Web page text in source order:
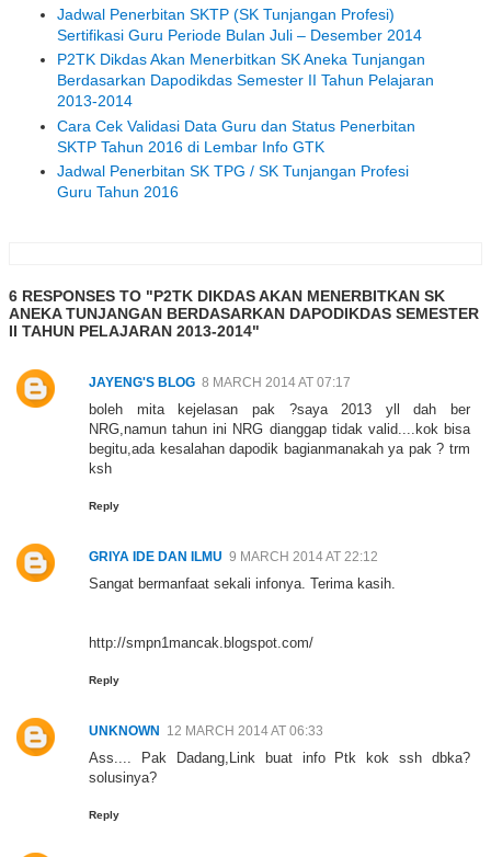
Jadwal Penerbitan SKTP (SK Tunjangan Profesi)
Sertifikasi Guru Periode Bulan Juli – Desember 2014
P2TK Dikdas Akan Menerbitkan SK Aneka Tunjangan
Berdasarkan Dapodikdas Semester II Tahun Pelajaran
2013-2014
Cara Cek Validasi Data Guru dan Status Penerbitan
SKTP Tahun 2016 di Lembar Info GTK
Jadwal Penerbitan SK TPG / SK Tunjangan Profesi
Guru Tahun 2016
6 RESPONSES TO "P2TK DIKDAS AKAN MENERBITKAN SK
ANEKA TUNJANGAN BERDASARKAN DAPODIKDAS SEMESTER
II TAHUN PELAJARAN 2013-2014"
JAYENG'S BLOG 8 MARCH 2014 AT 07:17
boleh mita kejelasan pak ?saya 2013 yll dah ber
NRG,namun tahun ini NRG dianggap tidak valid....kok bisa
begitu,ada kesalahan dapodik bagianmanakah ya pak ? trm
ksh
Reply
GRIYA IDE DAN ILMU 9 MARCH 2014 AT 22:12
Sangat bermanfaat sekali infonya. Terima kasih.
http://smpn1mancak.blogspot.com/
Reply
UNKNOWN 12 MARCH 2014 AT 06:33
Ass.... Pak Dadang,Link buat info Ptk kok ssh dbka?
solusinya?
Reply